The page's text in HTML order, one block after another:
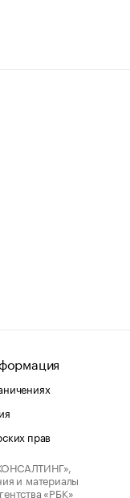
прав
и материалы
«РБК»